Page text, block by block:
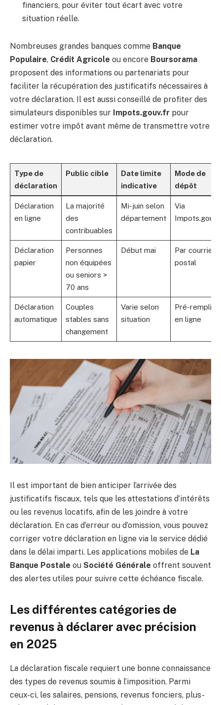
financiers, pour éviter tout écart avec votre
situation réelle.
Nombreuses grandes banques comme Banque
Populaire, Crédit Agricole ou encore Boursorama
proposent des informations ou partenariats pour
faciliter la récupération des justificatifs nécessaires à
votre déclaration. Il est aussi conseillé de profiter des
simulateurs disponibles sur Impots.gouv.fr pour
estimer votre impôt avant même de transmettre votre
déclaration.
Type de
déclaration
Public cible
Date limite
indicative
Mode de
dépôt
Déclaration
en ligne
La majorité
des
contribuables
Mi-juin selon
département
Via
Déclaration
papier
Personnes
non équipées
ou seniors >
70 ans
Début mai
Par courrier
postal
Déclaration
automatique
Couples
stables sans
changement
Varie selon
situation
Pré-remplie
en ligne
Il est important de bien anticiper l’arrivée des
justificatifs fiscaux, tels que les attestations d’intérêts
ou les revenus locatifs, afin de les joindre à votre
déclaration. En cas d’erreur ou d’omission, vous pouvez
corriger votre déclaration en ligne via le service dédié
dans le délai imparti. Les applications mobiles de La
Banque Postale ou Société Générale offrent souvent
des alertes utiles pour suivre cette échéance fiscale.
Les différentes catégories de
revenus à déclarer avec précision
en 2025
La déclaration fiscale requiert une bonne connaissance
des types de revenus soumis à l’imposition. Parmi
ceux-ci, les salaires, pensions, revenus fonciers, plus-